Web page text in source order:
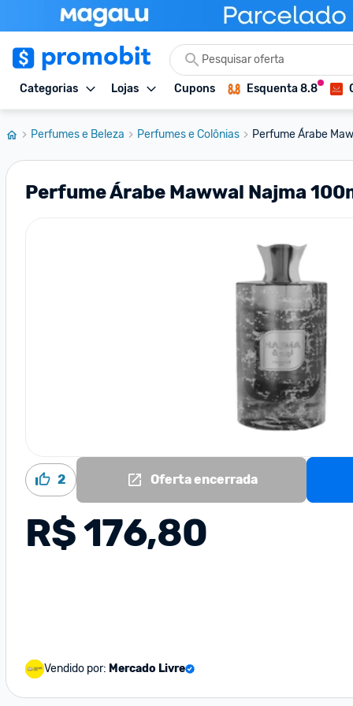
Categorias Lojas Cupons Esquenta 8.8
Perfumes e Beleza Perfumes e Colônias Perfume Árabe
Perfume Árabe Mawwal Najma
2 Oferta encerrada
R$ 176,80
Vendido por: Mercado Livre